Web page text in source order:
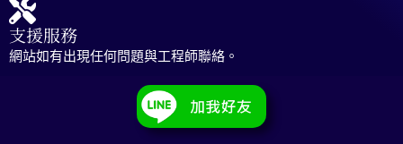
支援服務
網站如有出現任何問題與工程師聯絡。